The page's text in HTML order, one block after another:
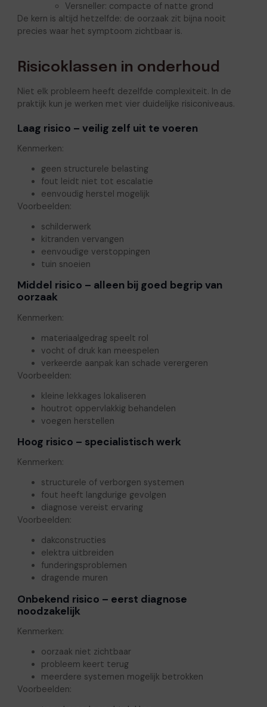
Versneller: compacte of natte grond
De kern is altijd hetzelfde: de oorzaak zit bijna nooit
precies waar het symptoom zichtbaar is.
Risicoklassen in onderhoud
Niet elk probleem heeft dezelfde complexiteit. In de
praktijk kun je werken met vier duidelijke risiconiveaus.
Laag risico – veilig zelf uit te voeren
Kenmerken:
geen structurele belasting
fout leidt niet tot escalatie
eenvoudig herstel mogelijk
Voorbeelden:
schilderwerk
kitranden vervangen
eenvoudige verstoppingen
tuin snoeien
Middel risico – alleen bij goed begrip van
oorzaak
Kenmerken:
materiaalgedrag speelt rol
vocht of druk kan meespelen
verkeerde aanpak kan schade verergeren
Voorbeelden:
kleine lekkages lokaliseren
houtrot oppervlakkig behandelen
voegen herstellen
Hoog risico – specialistisch werk
Kenmerken:
structurele of verborgen systemen
fout heeft langdurige gevolgen
diagnose vereist ervaring
Voorbeelden:
dakconstructies
elektra uitbreiden
funderingsproblemen
dragende muren
Onbekend risico – eerst diagnose
noodzakelijk
Kenmerken:
oorzaak niet zichtbaar
probleem keert terug
meerdere systemen mogelijk betrokken
Voorbeelden: